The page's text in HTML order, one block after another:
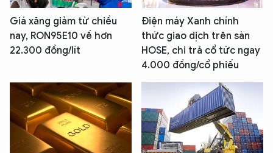
Giá xăng giảm từ chiều
nay, RON95E10 về hơn
22.300 đồng/lít
Điện máy Xanh chính
thức giao dịch trên sàn
HOSE, chi trả cổ tức ngay
4.000 đồng/cổ phiếu